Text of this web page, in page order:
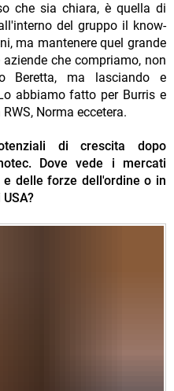
che sia chiara, è quella di
del gruppo il know-
ma mantenere quel grande
che compriamo, non
Beretta, ma lasciando e
abbiamo fatto per Burris e
Norma eccetera.
di crescita dopo
Dove vede i mercati
delle forze dell'ordine o in